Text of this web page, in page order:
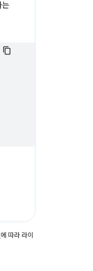
는
에 따라 라이